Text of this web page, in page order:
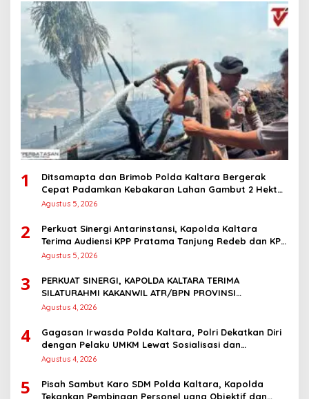
1
Ditsamapta dan Brimob Polda Kaltara Bergerak
Cepat Padamkan Kebakaran Lahan Gambut 2 Hektar
di Bulungan
Agustus 5, 2026
2
Perkuat Sinergi Antarinstansi, Kapolda Kaltara
Terima Audiensi KPP Pratama Tanjung Redeb dan KPP
Pratama Tarakan
Agustus 5, 2026
3
PERKUAT SINERGI, KAPOLDA KALTARA TERIMA
SILATURAHMI KAKANWIL ATR/BPN PROVINSI
KALIMANTAN UTARA
Agustus 4, 2026
4
Gagasan Irwasda Polda Kaltara, Polri Dekatkan Diri
dengan Pelaku UMKM Lewat Sosialisasi dan
Workshop Digital Marketing
Agustus 4, 2026
5
Pisah Sambut Karo SDM Polda Kaltara, Kapolda
Tekankan Pembinaan Personel yang Objektif dan